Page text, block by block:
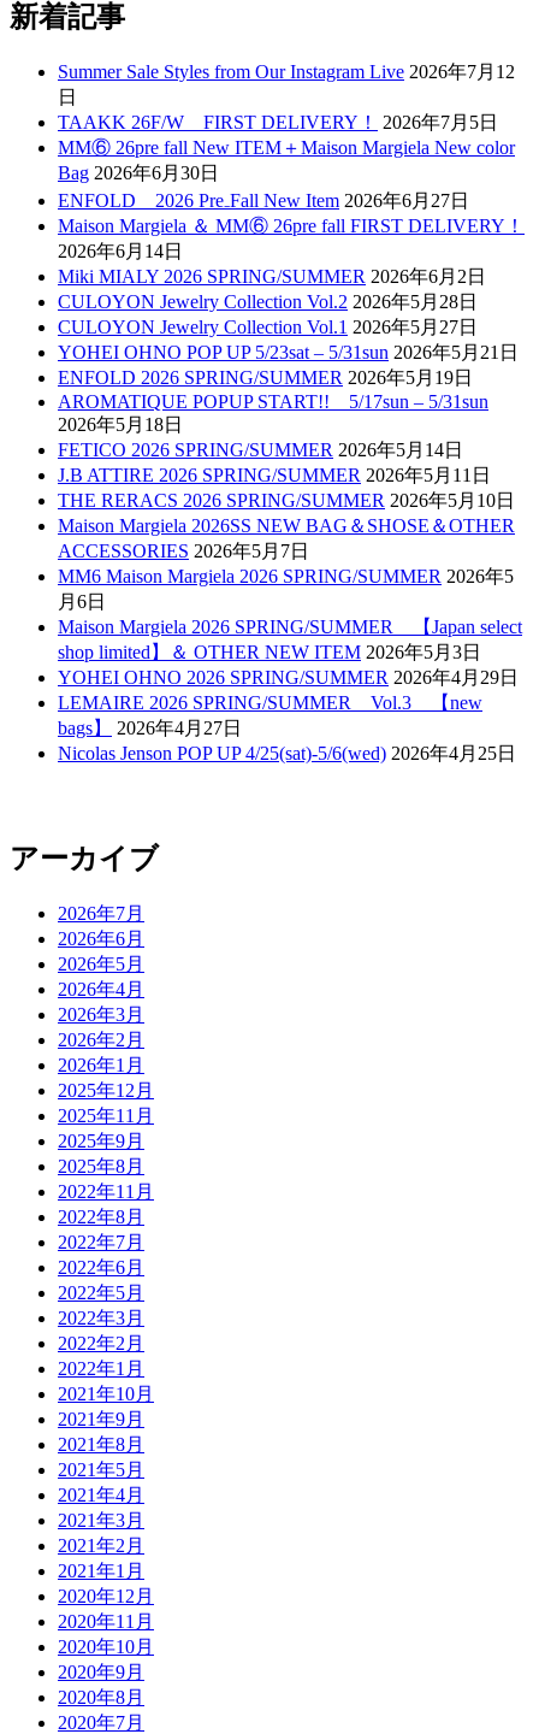
新着記事
Summer Sale Styles from Our Instagram Live 2026年7月12
日
TAAKK 26F/W FIRST DELIVERY！
2026年7月5日
MM⑥ 26pre fall New ITEM＋Maison Margiela New color
Bag 2026年6月30日
ENFOLD 2026 Pre₋Fall New Item 2026年6月27日
Maison Margiela ＆ MM⑥ 26pre fall FIRST DELIVERY！
2026年6月14日
Miki MIALY 2026 SPRING/SUMMER 2026年6月2日
CULOYON Jewelry Collection Vol.2 2026年5月28日
CULOYON Jewelry Collection Vol.1 2026年5月27日
YOHEI OHNO POP UP 5/23sat – 5/31sun 2026年5月21日
ENFOLD 2026 SPRING/SUMMER 2026年5月19日
AROMATIQUE POPUP START!! 5/17sun – 5/31sun
2026年5月18日
FETICO 2026 SPRING/SUMMER 2026年5月14日
J.B ATTIRE 2026 SPRING/SUMMER 2026年5月11日
THE RERACS 2026 SPRING/SUMMER 2026年5月10日
Maison Margiela 2026SS NEW BAG＆SHOSE＆OTHER
ACCESSORIES 2026年5月7日
MM6 Maison Margiela 2026 SPRING/SUMMER 2026年5
月6日
Maison Margiela 2026 SPRING/SUMMER 【Japan select
shop limited】＆ OTHER NEW ITEM 2026年5月3日
YOHEI OHNO 2026 SPRING/SUMMER 2026年4月29日
LEMAIRE 2026 SPRING/SUMMER Vol.3 【new
bags】
2026年4月27日
Nicolas Jenson POP UP 4/25(sat)-5/6(wed) 2026年4月25日
アーカイブ
2026年7月
2026年6月
2026年5月
2026年4月
2026年3月
2026年2月
2026年1月
2025年12月
2025年11月
2025年9月
2025年8月
2022年11月
2022年8月
2022年7月
2022年6月
2022年5月
2022年3月
2022年2月
2022年1月
2021年10月
2021年9月
2021年8月
2021年5月
2021年4月
2021年3月
2021年2月
2021年1月
2020年12月
2020年11月
2020年10月
2020年9月
2020年8月
2020年7月